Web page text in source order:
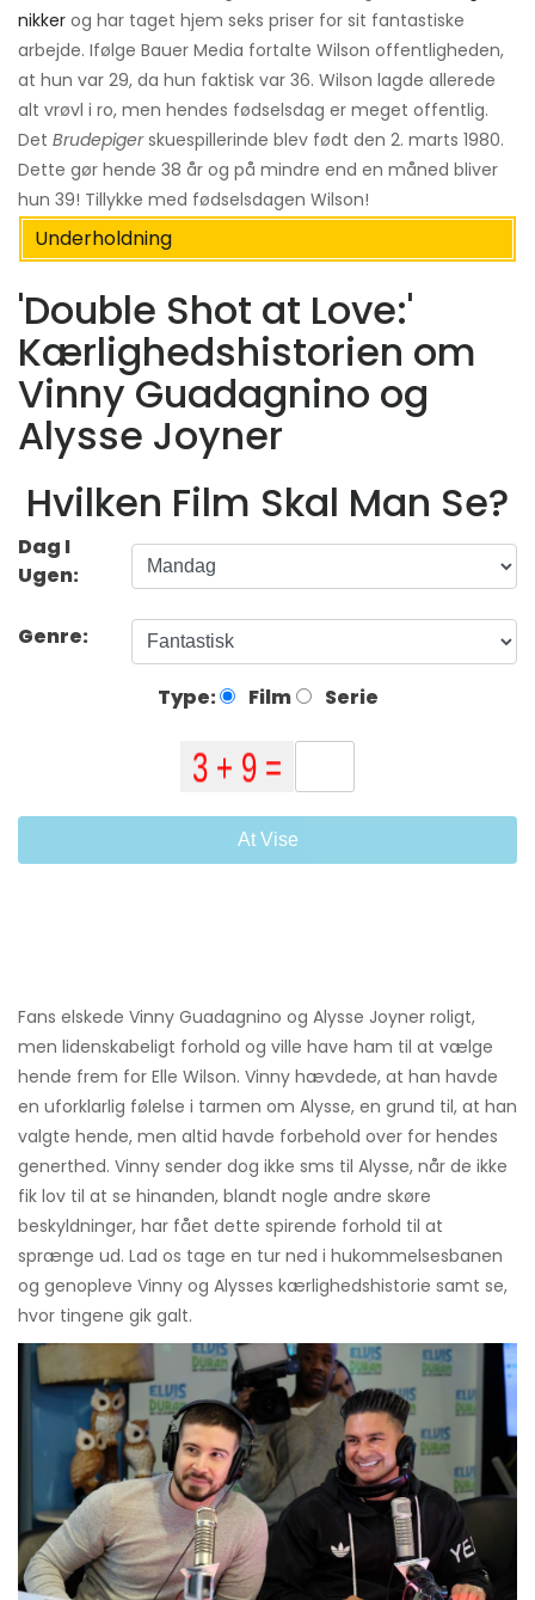
nikker og har taget hjem seks priser for sit fantastiske
arbejde. Ifølge Bauer Media fortalte Wilson offentligheden,
at hun var 29, da hun faktisk var 36. Wilson lagde allerede
alt vrøvl i ro, men hendes fødselsdag er meget offentlig.
Det Brudepigerskuespillerinde blev født den 2. marts 1980.
Dette gør hende 38 år og på mindre end en måned bliver
hun 39! Tillykke med fødselsdagen Wilson!
Underholdning
'Double Shot at Love:'
Kærlighedshistorien om
Vinny Guadagnino og
Alysse Joyner
Hvilken Film Skal Man Se?
Dag I
Ugen:
Genre:
Type: Film Serie
At Vise
Fans elskede Vinny Guadagnino og Alysse Joyner roligt,
men lidenskabeligt forhold og ville have ham til at vælge
hende frem for Elle Wilson. Vinny hævdede, at han havde
en uforklarlig følelse i tarmen om Alysse, en grund til, at han
valgte hende, men altid havde forbehold over for hendes
generthed. Vinny sender dog ikke sms til Alysse, når de ikke
fik lov til at se hinanden, blandt nogle andre skøre
beskyldninger, har fået dette spirende forhold til at
sprænge ud. Lad os tage en tur ned i hukommelsesbanen
og genopleve Vinny og Alysses kærlighedshistorie samt se,
hvor tingene gik galt.